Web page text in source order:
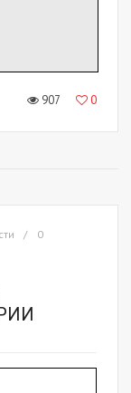
907 0
0